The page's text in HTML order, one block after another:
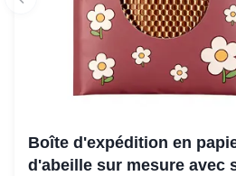
Boîte d'expédition en
d'abeille sur mesure avec